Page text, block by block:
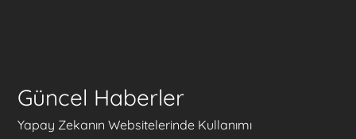
Güncel Haberler
Yapay Zekanın Websitelerinde Kullanımı